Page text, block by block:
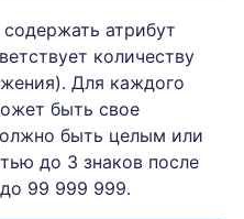
атрибут
количеству
Для каждого
быть свое
быть целым или
до 3 знаков после
99 999 999.